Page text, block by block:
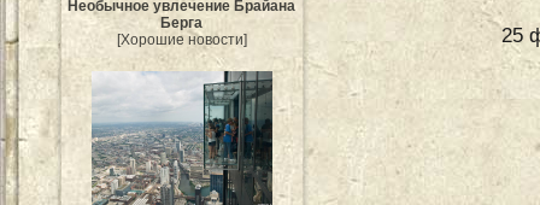
Необычное увлечение Брайана
Берга
[Хорошие новости]
25